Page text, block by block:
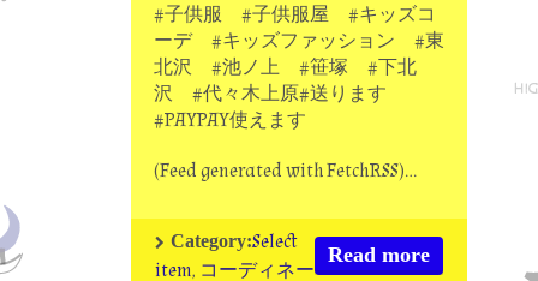
#子供服 #子供服屋 #キッズコ
ーデ #キッズファッション #東
北沢 #池ノ上 #笹塚 #下北
沢 #代々木上原#送ります
#PAYPAY使えます
(Feed generated with FetchRSS)…
Read more
Category:Select
item, コーディネー